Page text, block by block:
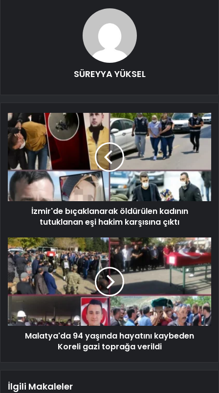
SÜREYYA YÜKSEL
İzmir'de bıçaklanarak öldürülen kadının
tutuklanan eşi hakim karşısına çıktı
Malatya'da 94 yaşında hayatını kaybeden
Koreli gazi toprağa verildi
İlgili Makaleler